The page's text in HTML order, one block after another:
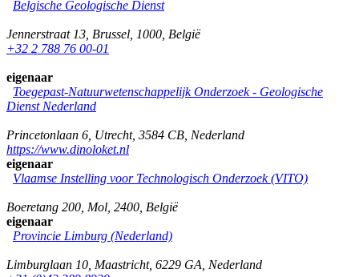
Belgische Geologische Dienst
Jennerstraat 13 Brussel 1000 België
+32 2 788 76 00-01
eigenaar
Toegepast-Natuurwetenschappelijk Onderzoek - Geologische
Dienst Nederland
Princetonlaan 6 Utrecht, 3584 CB Nederland
https://www.dinoloket.nl
eigenaar
Vlaamse Instelling voor Technologisch Onderzoek (VITO)
Boeretang 200 Mol 2400 België
eigenaar
Provincie Limburg (Nederland)
Limburglaan 10 Maastricht, 6229 GA Nederland